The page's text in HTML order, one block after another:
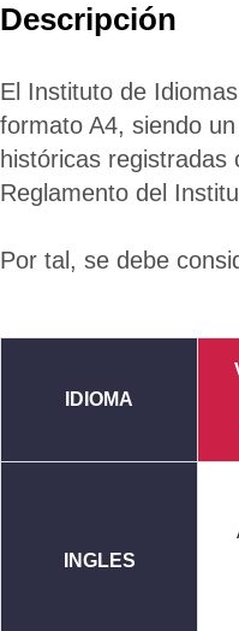
Descripción
El Instituto de
formato A4, siendo
históricas registradas
Reglamento del
Por tal, se debe
IDIOMA
INGLES